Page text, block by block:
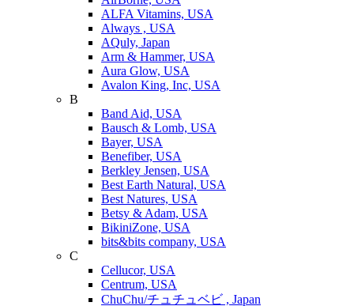
ALFA Vitamins, USA
Always , USA
AQuly, Japan
Arm & Hammer, USA
Aura Glow, USA
Avalon King, Inc, USA
B
Band Aid, USA
Bausch & Lomb, USA
Bayer, USA
Benefiber, USA
Berkley Jensen, USA
Best Earth Natural, USA
Best Natures, USA
Betsy & Adam, USA
BikiniZone, USA
bits&bits company, USA
C
Cellucor, USA
Centrum, USA
ChuChu/チュチュベビ , Japan